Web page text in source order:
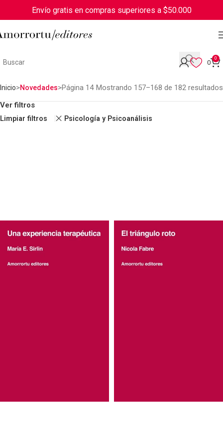
Envío gratis en compras superiores a $50.000
0
0
Inicio Novedades Página 14 Mostrando 157–168 de 182 resultados
Ver filtros
Limpiar filtros Psicología y Psicoanálisis